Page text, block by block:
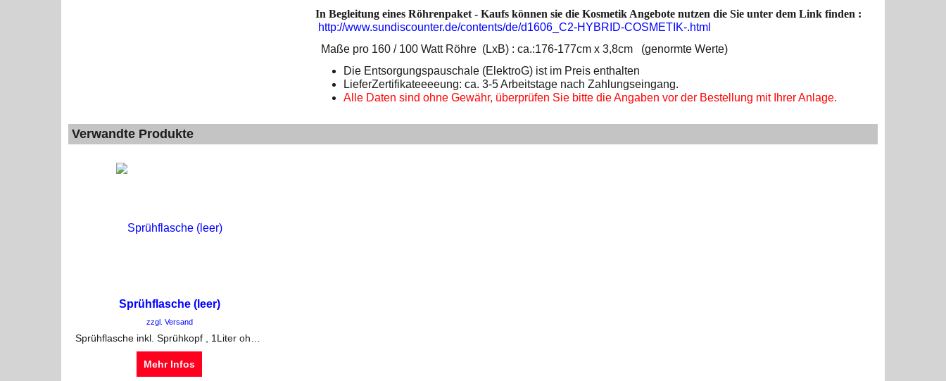
In Begleitung eines Röhrenpaket - Kaufs können sie die Kosmetik Angebote nutzen die Sie unter dem Link finden :
http://www.sundiscounter.de/contents/de/d1606_C2-HYBRID-COSMETIK-.html
Maße pro 160 / 100 Watt Röhre (LxB) : ca.:176-177cm x 3,8cm (genormte Werte)
Die Entsorgungspauschale (ElektroG) ist im Preis enthalten
LieferZertifikateeeeung: ca. 3-5 Arbeitstage nach Zahlungseingang.
Alle Daten sind ohne Gewähr, überprüfen Sie bitte die Angaben vor der Bestellung mit Ihrer Anlage.
Verwandte Produkte
Sprühflasche (leer)
zzgl. Versand
Mehr Infos